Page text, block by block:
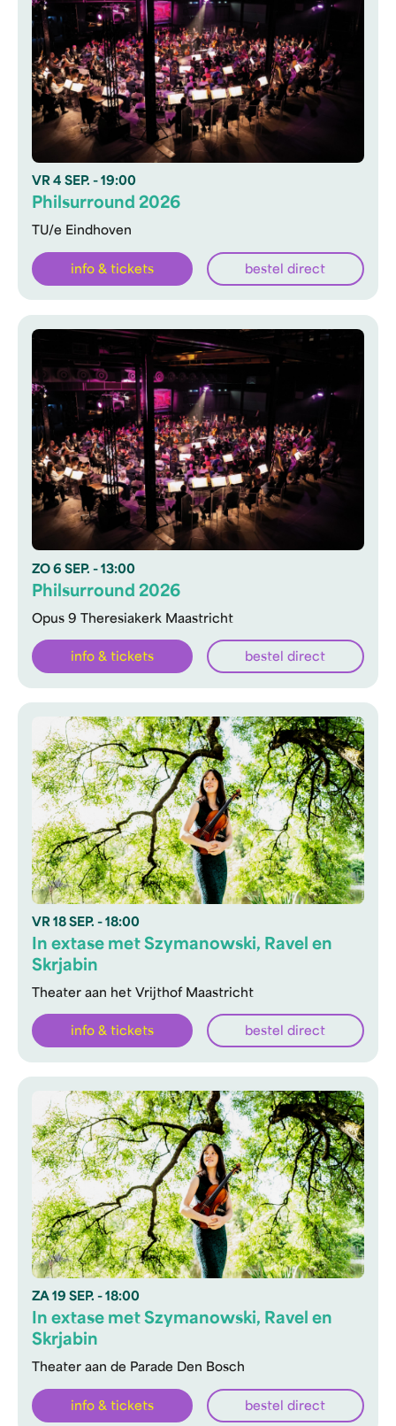
VR 4 SEP. - 19:00
TU/e Eindhoven
Philsurround 2026
info & tickets bestel direct
ZO 6 SEP. - 13:00
Opus 9 Theresiakerk Maastricht
Philsurround 2026
info & tickets bestel direct
VR 18 SEP. - 18:00
Theater aan het Vrijthof Maastricht
In extase met Szymanowski, Ravel en
Skrjabin
info & tickets bestel direct
ZA 19 SEP. - 18:00
Theater aan de Parade Den Bosch
In extase met Szymanowski, Ravel en
Skrjabin
info & tickets bestel direct